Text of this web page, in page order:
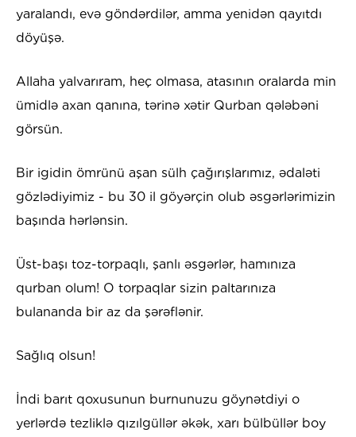
yaralandı, evə göndərdilər, amma yenidən qayıtdı
döyüşə.
Allaha yalvarıram, heç olmasa, atasının oralarda min
ümidlə axan qanına, tərinə xətir Qurban qələbəni
görsün.
Bir igidin ömrünü aşan sülh çağırışlarımız, ədaləti
gözlədiyimiz - bu 30 il göyərçin olub əsgərlərimizin
başında hərlənsin.
Üst-başı toz-torpaqlı, şanlı əsgərlər, hamınıza
qurban olum! O torpaqlar sizin paltarınıza
bulananda bir az da şərəflənir.
Sağlıq olsun!
İndi barıt qoxusunun burnunuzu göynətdiyi o
yerlərdə tezliklə qızılgüllər əkək, xarı bülbüllər boy